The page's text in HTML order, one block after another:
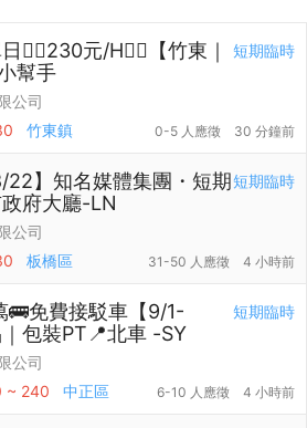
短期臨時
❤️‍🔥230元/H❤️‍🔥【竹東｜
幫手
公司
竹東鎮 0-5 人應徵 30 分鐘前
短期臨時
】知名媒體集團・短期
府大廳-LN
公司
板橋區 31-50 人應徵 4 小時前
短期臨時
🚌免費接駁車【9/1-
包裝PT📍北車 -SY
公司
~ 240 中正區 6-10 人應徵 4 小時前